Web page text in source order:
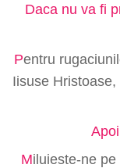
Daca nu va fi
Pentru
Iisuse
Miluieste-ne